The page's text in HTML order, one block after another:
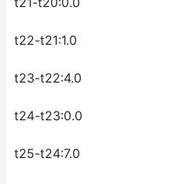
t22-t21:1.0
t23-t22:4.0
t24-t23:0.0
t25-t24:7.0